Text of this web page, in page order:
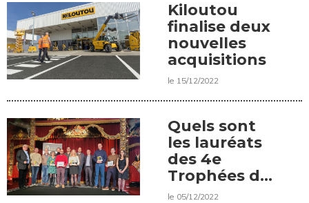
une
interview de
Nelly
Haladjian,
directrice
Haladjian
Kiloutou
finalise deux
nouvelles
acquisitions
le 15/12/2022
Quels sont
les lauréats
des 4e
Trophées de
la Grue à
le 05/12/2022